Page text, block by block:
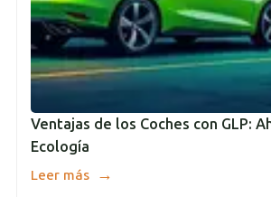
Ventajas de los Coches con GLP:
Ecología
Leer más →